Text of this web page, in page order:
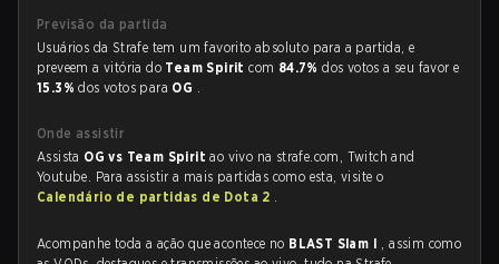
Previsão da partida
Usuários da Strafe tem um favorito absoluto para a partida, e
preveem a vitória do Team Spiritcom 84.7%dos votos a seu favor e
15.3%dos votos para OG .
Onde assistir
Assista OG vs Team Spiritao vivo na strafe.com, Twitch and
Youtube. Para assistir a mais partidas como esta, visite o
Calendário de partidas de Dota 2 .
Acompanhe toda a ação que acontece no BLAST Slam I , assim como